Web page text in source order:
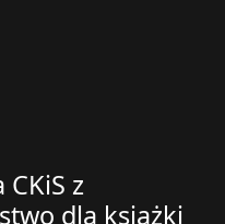
z
dla książki